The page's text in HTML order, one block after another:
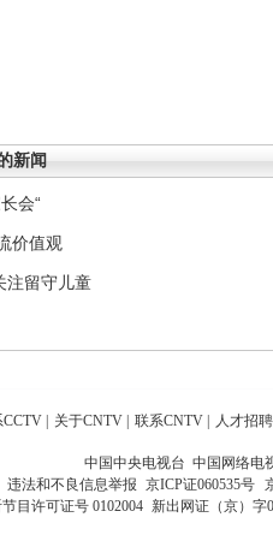
新闻
会“
价值观
注留守儿童
CCTV | 关于CNTV | 联系CNTV | 人才招聘
中国中央电视台 中国网络电
违法和不良信息举报 京ICP证060535号
目许可证号 0102004 新出网证（京）